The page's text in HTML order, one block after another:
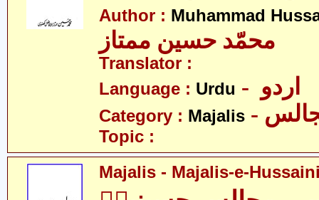
Author : Muhammad
محمّد حسین ممتاز
Translator :
Language : Urdu
Category : Majalis
Topic :
Majalis - Majalis-e-